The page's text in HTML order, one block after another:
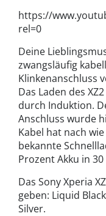
https://
rel=0
Deine
zwangsläufig
Klinkenanschluss
Das Laden des
durch Induktion.
Anschluss wurde
Kabel hat nach
bekannte
Prozent Akku in
Das Sony Xperia
geben: Liquid
Silver.